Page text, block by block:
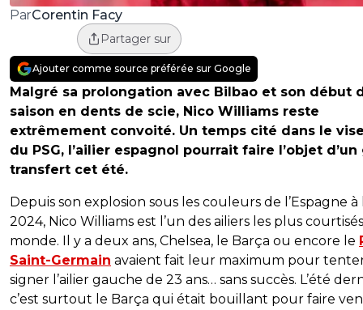
ParCorentin Facy
Partager sur
Ajouter comme source préférée sur Google
Malgré sa prolongation avec Bilbao et son début
saison en dents de scie, Nico Williams reste
extrêmement convoité. Un temps cité dans le
du PSG, l’ailier espagnol pourrait faire l’objet d’un
transfert cet été.
Depuis son explosion sous les couleurs de l’Espagne à
2024, Nico Williams est l’un des ailiers les plus
monde. Il y a deux ans, Chelsea, le Barça ou encore le
Saint-Germain avaient fait leur maximum pour
signer l’ailier gauche de 23 ans… sans succès. L’été
c’est surtout le Barça qui était bouillant pour faire